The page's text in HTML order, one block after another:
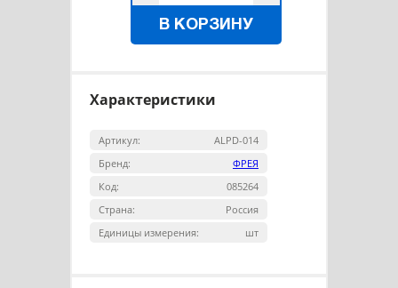
В КОРЗИНУ
Характеристики
Артикул:
ALPD-014
Бренд:
ФРЕЯ
Код:
085264
Страна:
Россия
Единицы измерения:
шт